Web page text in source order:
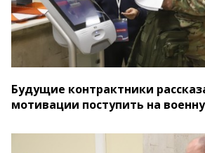
Будущие контрактники
мотивации поступить на